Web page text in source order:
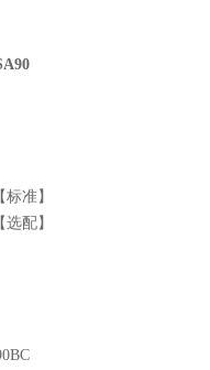
90
准】
配】